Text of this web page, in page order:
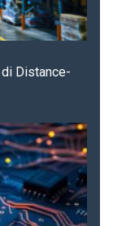
Distance-